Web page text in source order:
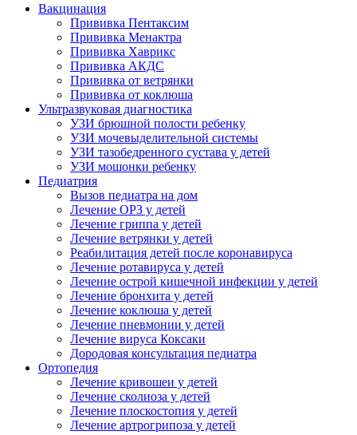
Вакцинация
Прививка Пентаксим
Прививка Менактра
Прививка Хаврикс
Прививка АКДС
Прививка от ветрянки
Прививка от коклюша
Ультразвуковая диагностика
УЗИ брюшной полости ребенку
УЗИ мочевыделительной системы
УЗИ тазобедренного сустава у детей
УЗИ мошонки ребенку
Педиатрия
Вызов педиатра на дом
Лечение ОРЗ у детей
Лечение гриппа у детей
Лечение ветрянки у детей
Реабилитация детей после коронавируса
Лечение ротавируса у детей
Лечение острой кишечной инфекции у детей
Лечение бронхита у детей
Лечение коклюша у детей
Лечение пневмонии у детей
Лечение вируса Коксаки
Дородовая консультация педиатра
Ортопедия
Лечение кривошеи у детей
Лечение сколиоза у детей
Лечение плоскостопия у детей
Лечение артрогрипоза у детей